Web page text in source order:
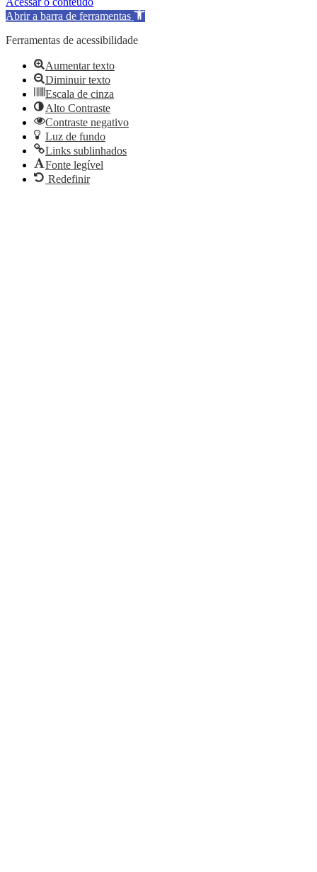
Abrir a barra de ferramentas
Ferramentas de acessibilidade
Aumentar texto
Diminuir texto
Escala de cinza
Alto Contraste
Contraste negativo
Luz de fundo
Links sublinhados
Fonte legível
Redefinir